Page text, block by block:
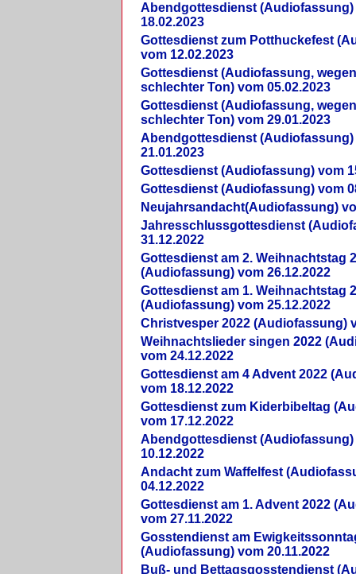
Abendgottesdienst (Audiofassung)
18.02.2023
Gottesdienst zum Potthuckefest
vom 12.02.2023
Gottesdienst (Audiofassung,
schlechter Ton) vom 05.02.2023
Gottesdienst (Audiofassung,
schlechter Ton) vom 29.01.2023
Abendgottesdienst (Audiofassung)
21.01.2023
Gottesdienst (Audiofassung) vom
Gottesdienst (Audiofassung) vom
Neujahrsandacht(Audiofassung)
Jahresschlussgottesdienst
31.12.2022
Gottesdienst am 2. Weihnachtstag
(Audiofassung) vom 26.12.2022
Gottesdienst am 1. Weihnachtstag
(Audiofassung) vom 25.12.2022
Christvesper 2022 (Audiofassung)
Weihnachtslieder singen 2022
vom 24.12.2022
Gottesdienst am 4 Advent 2022
vom 18.12.2022
Gottesdienst zum Kiderbibeltag
vom 17.12.2022
Abendgottesdienst (Audiofassung)
10.12.2022
Andacht zum Waffelfest
04.12.2022
Gottesdienst am 1. Advent 2022
vom 27.11.2022
Gosstendienst am
(Audiofassung) vom 20.11.2022
Buß- und Bettagsgosstendienst